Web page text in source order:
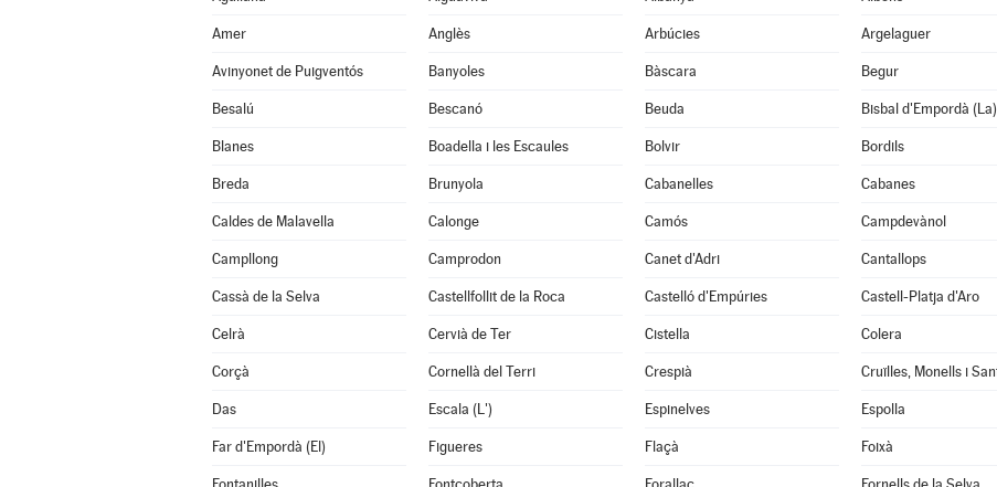
Amer Anglès Arbúcies Argelaguer
Avinyonet de Puigventós Banyoles Bàscara Begur
Besalú Bescanó Beuda Bisbal d'Empordà (La)
Blanes Boadella i les Escaules Bolvir Bordils
Breda Brunyola Cabanelles Cabanes
Caldes de Malavella Calonge Camós Campdevànol
Campllong Camprodon Canet d'Adri Cantallops
Cassà de la Selva Castellfollit de la Roca Castelló d'Empúries Castell-Platja d'Aro
Celrà Cervià de Ter Cistella Colera
Corçà Cornellà del Terri Crespià
Das Escala (L') Espinelves Espolla
Far d'Empordà (El) Figueres Flaçà Foixà